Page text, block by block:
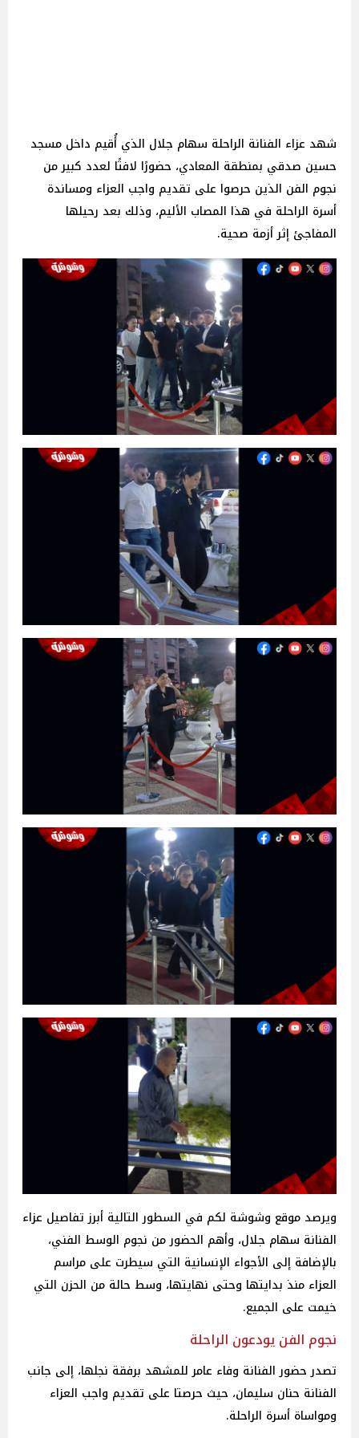
شهد عزاء الفنانة الراحلة سهام جلال الذي أُقيم داخل مسجد
حسين صدقي بمنطقة المعادي، حضورًا لافتًا لعدد كبير من
نجوم الفن الذين حرصوا على تقديم واجب العزاء ومساندة
أسرة الراحلة في هذا المصاب الأليم، وذلك بعد رحيلها
المفاجئ إثر أزمة صحية.
ويرصد موقع وشوشة لكم في السطور التالية أبرز تفاصيل عزاء
الفنانة سهام جلال، وأهم الحضور من نجوم الوسط الفني،
بالإضافة إلى الأجواء الإنسانية التي سيطرت على مراسم
العزاء منذ بدايتها وحتى نهايتها، وسط حالة من الحزن التي
خيمت على الجميع.
نجوم الفن يودعون الراحلة
تصدر حضور الفنانة وفاء عامر للمشهد برفقة نجلها، إلى جانب
الفنانة حنان سليمان، حيث حرصتا على تقديم واجب العزاء
ومواساة أسرة الراحلة.